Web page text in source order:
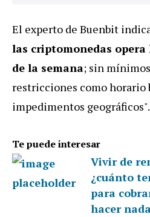
El experto de Buenbit
las criptomonedas opera
de la semana; sin
restricciones como horario
impedimentos geográficos".
Te puede interesar
Vivir de
¿cuánto
para
hacer